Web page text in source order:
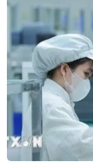
đang chịu lãi